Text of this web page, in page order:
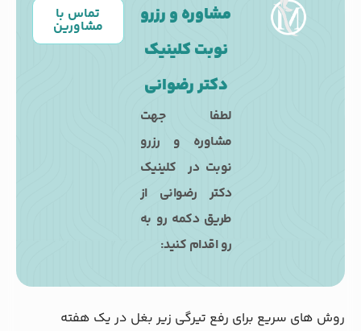
مشاوره و رزرو
نوبت کلینیک
دکتر رضوانی
لطفا جهت
مشاوره و رزرو
نوبت در کلینیک
دکتر رضوانی از
طریق دکمه رو به
رو اقدام کنید:
تماس با
مشاورین
روش های سریع برای رفع تیرگی زیر بغل در یک هفته